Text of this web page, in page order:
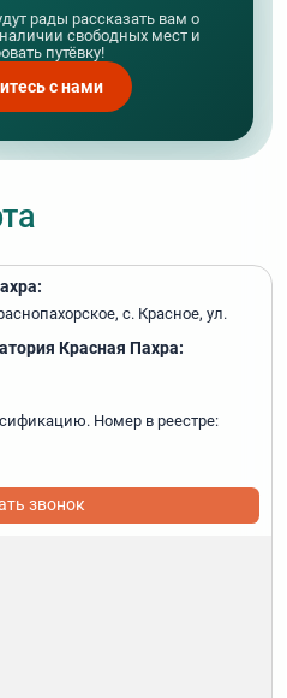
рады рассказать вам о
свободных мест и
путёвку!
с нами
с. Красное, ул.
Красная Пахра:
Номер в реестре:
звонок